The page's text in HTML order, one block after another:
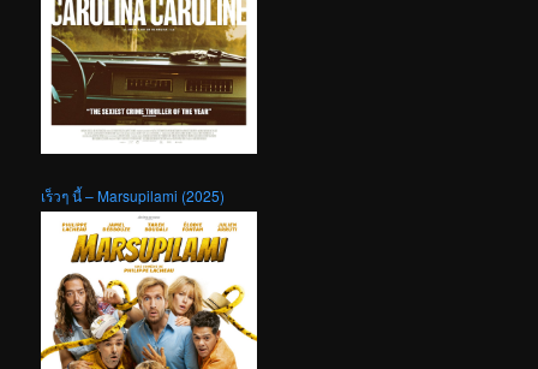
เร็วๆ นี้ – Marsupilami (2025)